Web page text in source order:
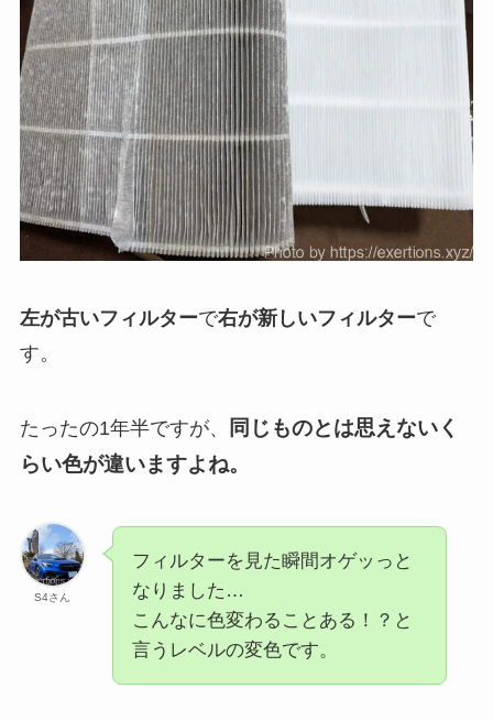
左が古いフィルターで右が新しいフィルターで
す。
たったの1年半ですが、
同じものとは思えないく
らい色が違いますよね。
S4さん
フィルターを見た瞬間オゲッっと
なりました…
こんなに色変わることある！？と
言うレベルの変色です。